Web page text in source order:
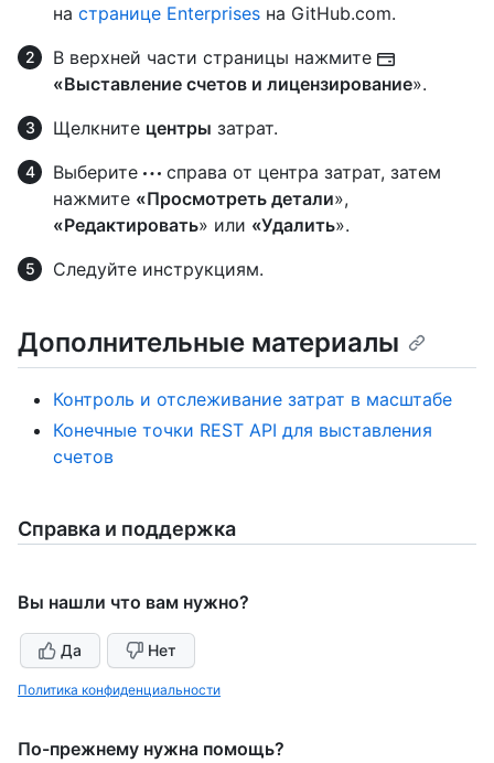
на странице Enterprises на GitHub.com.
В верхней части страницы нажмите
«Выставление счетов и лицензирование».
Щелкните центры затрат.
Выберите
справа от центра затрат, затем
нажмите «Просмотреть детали»,
«Редактировать» или «Удалить».
Следуйте инструкциям.
Дополнительные материалы
Контроль и отслеживание затрат в масштабе
Конечные точки REST API для выставления
счетов
Справка и поддержка
Вы нашли что вам нужно?
Да Нет
Политика конфиденциальности
По-прежнему нужна помощь?